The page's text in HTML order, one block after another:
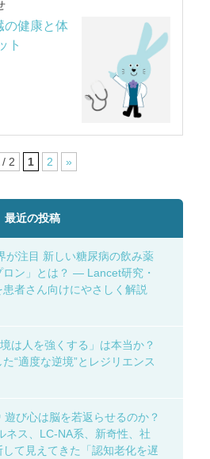
健康と体
ト
/ 2 1 2 »
最近の投稿
注目 新しい糖尿病の飲み薬
ロン」とは？ ― Lancet研究・
者さん向けにやさしく解説
は人を強くする」は本当か？
“適度な逆境”とレジリエンス
び心は脳を若返らせるのか？
ス、LC-NA系、新奇性、社
て見えてきた「認知老化を遅